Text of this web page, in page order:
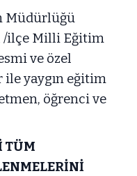
Müdürlüğü
/ilçe Milli Eğitim
ve özel
yaygın eğitim
öğrenci ve
TÜM